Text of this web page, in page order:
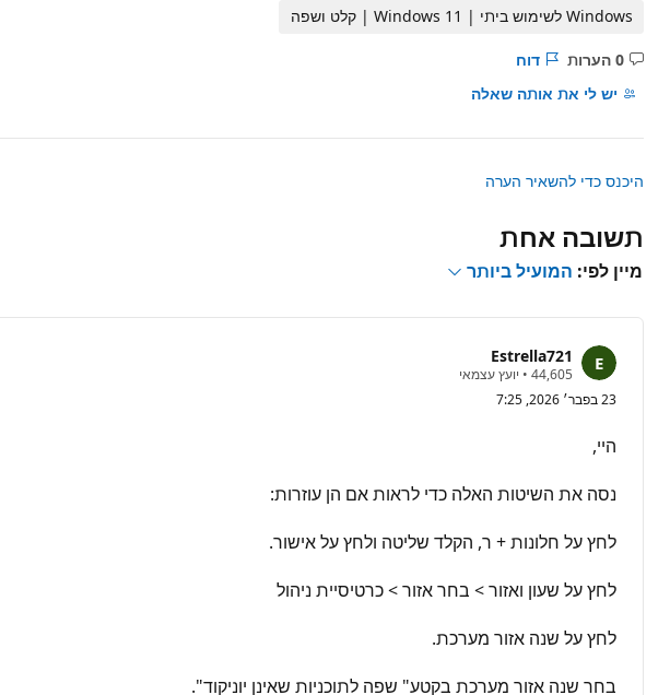
0 הערות אין
הערות
דוח
יש לי את אותה שאלה
היכנס כדי להשאיר הערה
תשובה אחת
מיין לפי: המועיל ביותר
Estrella721
44,605 נ
ו
ו
נ
ט
י
• יועץ עצמאי
23 בפבר׳ 2026, 7:25
היי,
נסה את השיטות האלה כדי לראות אם הן עוזרות:
לחץ על חלונות + ר, הקלד שליטה ולחץ על אישור.
לחץ על שעון ואזור > בחר אזור > כרטיסיית ניהול
לחץ על שנה אזור מערכת.
בחר שנה אזור מערכת בקטע" שפה לתוכניות שאינן יוניקוד".